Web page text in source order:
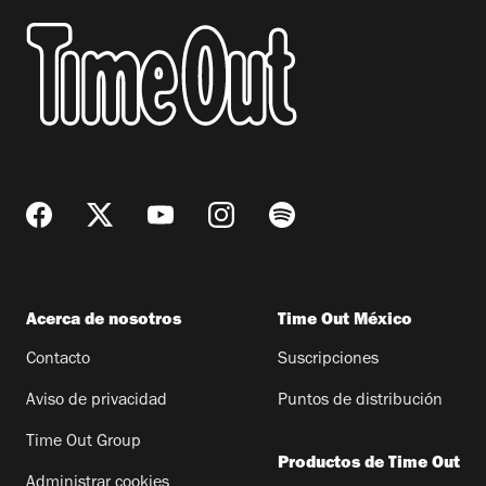
Acerca de nosotros
Contacto
Aviso de privacidad
Time Out Group
Time Out México
Suscripciones
Puntos de distribución
Productos de Time Out